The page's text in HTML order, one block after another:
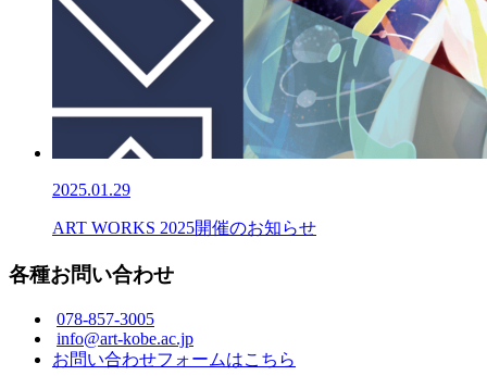
2025.01.29
ART WORKS 2025開催のお知らせ
各種お問い合わせ
078-857-3005
info@art-kobe.ac.jp
お問い合わせフォームはこちら